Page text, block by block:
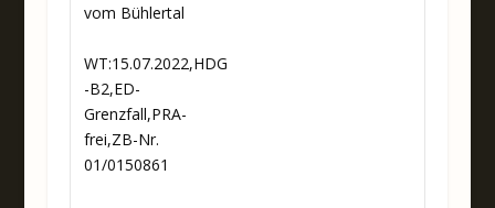
vom Bühlertal
WT:15.07.2022,HDG
-B2,ED-
Grenzfall,PRA-
frei,ZB-Nr.
01/0150861